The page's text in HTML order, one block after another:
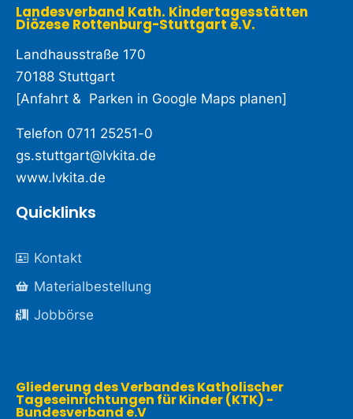
Landesverband Kath. Kindertagesstätten
Diözese Rottenburg-Stuttgart e.V. ​
Landhausstraße 170
70188 Stuttgart
[Anfahrt & Parken in Google Maps planen]
Telefon 0711 25251-0
gs.stuttgart@lvkita.de
www.lvkita.de
Quicklinks
Kontakt
Materialbestellung
Jobbörse
Gliederung des Verbandes Katholischer
Tageseinrichtungen für Kinder (KTK) -
Bundesverband e.V